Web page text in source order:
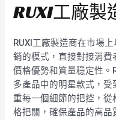
RUXI工廠製
RUXI工廠製造商在市場
銷的模式，直接對接消
價格優勢和質量穩定性。
多產品中的明星款式，受
重每一個細節的把控，
格把關，確保產品的高品